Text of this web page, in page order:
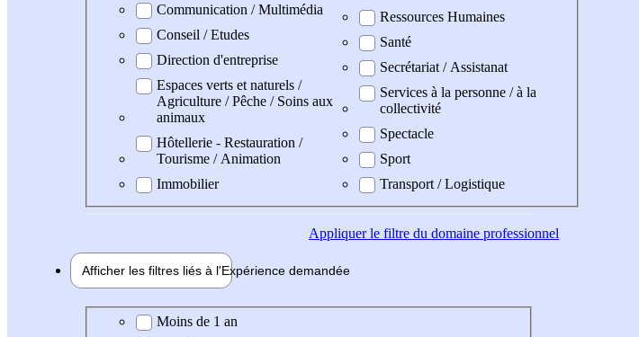
Communication / Multimédia
Conseil / Etudes
Direction d'entreprise
Espaces verts et naturels /
Agriculture / Pêche / Soins aux
animaux
Hôtellerie - Restauration /
Tourisme / Animation
Immobilier
Ressources Humaines
Santé
Secrétariat / Assistanat
Services à la personne / à la
collectivité
Spectacle
Sport
Transport / Logistique
Appliquerle filtre du domaine professionnel
Afficher les filtres liés à l'Expérience demandée
Expérience demandée
Moins de 1 an